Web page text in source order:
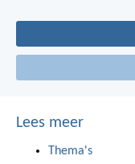
Lees meer
Thema's